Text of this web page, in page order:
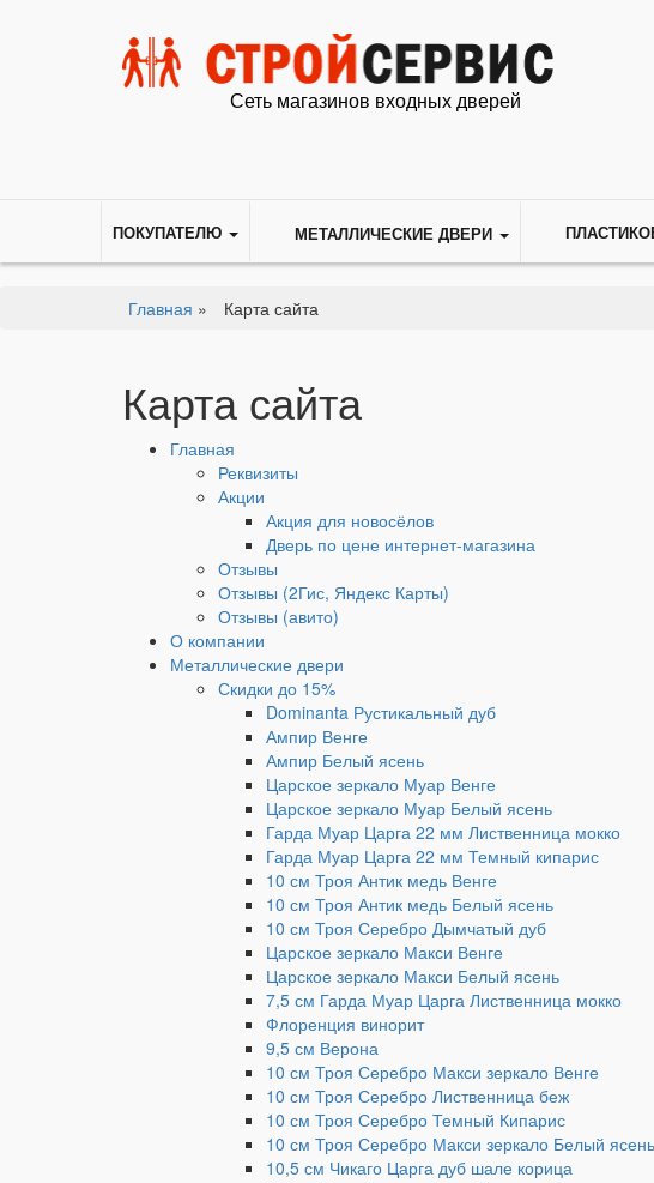
Сеть магазинов входных дверей
ПОКУПАТЕЛЮ МЕТАЛЛИЧЕСКИЕ ДВЕРИ
Главная » Карта сайта
Карта сайта
Главная
Реквизиты
Акции
Акция для новосёлов
Дверь по цене интернет-магазина
Отзывы
Отзывы (2Гис, Яндекс Карты)
Отзывы (авито)
О компании
Металлические двери
Скидки до 15%
Dominanta Рустикальный дуб
Ампир Венге
Ампир Белый ясень
Царское зеркало Муар Венге
Царское зеркало Муар Белый ясень
Гарда Муар Царга 22 мм Лиственница мокко
Гарда Муар Царга 22 мм Темный кипарис
10 см Троя Антик медь Венге
10 см Троя Антик медь Белый ясень
10 см Троя Серебро Дымчатый дуб
Царское зеркало Макси Венге
Царское зеркало Макси Белый ясень
7,5 см Гарда Муар Царга Лиственница мокко
Флоренция винорит
9,5 см Верона
10 см Троя Серебро Макси зеркало Венге
10 см Троя Серебро Лиственница беж
10 см Троя Серебро Темный Кипарис
10 см Троя Серебро Макси зеркало Белый ясень
10,5 см Чикаго Царга дуб шале корица